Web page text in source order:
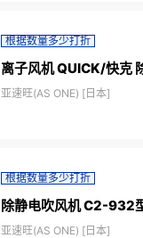
根据数量多少打折
离子风机 QUICK/快克
亚速旺(AS ONE) [日本]
根据数量多少打折
除静电吹风机 C2-932
亚速旺(AS ONE) [日本]